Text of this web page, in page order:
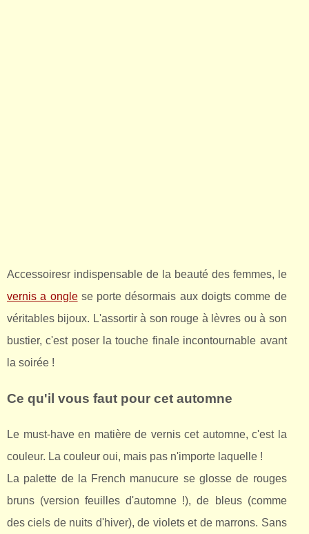
Accessoiresr indispensable de la beauté des femmes, le
vernis a onglese porte désormais aux doigts comme de
véritables bijoux. L'assortir à son rouge à lèvres ou à son
bustier, c'est poser la touche finale incontournable avant
la soirée !
Ce qu'il vous faut pour cet automne
Le must-have en matière de vernis cet automne, c'est la
couleur. La couleur oui, mais pas n'importe laquelle !
La palette de la French manucure se glosse de rouges
bruns (version feuilles d'automne !), de bleus (comme
des ciels de nuits d'hiver), de violets et de marrons. Sans